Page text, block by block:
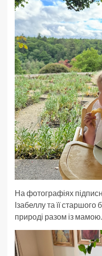
На фотографіях
Ізабеллу та її
природі разом із мамою.